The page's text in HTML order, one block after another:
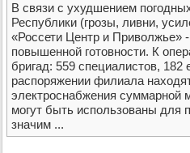
В связи с ухудшением
Республики (грозы, ливни,
«Россети Центр и Приволжье»
повышенной готовности. К
бригад: 559 специалистов,
распоряжении филиала
электроснабжения
могут быть использованы для
значим ...